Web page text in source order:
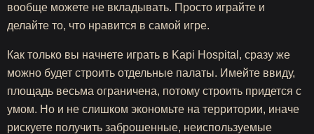
вообще можете не вкладывать. Просто играйте и
делайте то, что нравится в самой игре.
Как только вы начнете играть в Kapi Hospital, сразу же
можно будет строить отдельные палаты. Имейте ввиду,
площадь весьма ограничена, потому строить придется с
умом. Но и не слишком экономьте на территории, иначе
рискуете получить заброшенные, неиспользуемые